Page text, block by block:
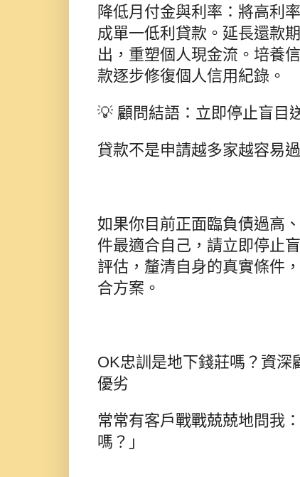
降低月付金與利率：將高利
成單一低利貸款。延長還款
出，重塑個人現金流。培養
款逐步修復個人信用紀錄。
💡 顧問結語：立即停止盲目
貸款不是申請越多家越容易
如果你目前正面臨負債過高
件最適合自己，請立即停止
評估，釐清自身的真實條件
合方案。
OK忠訓是地下錢莊嗎？資深
優劣
常常有客戶戰戰兢兢地問我
嗎？」